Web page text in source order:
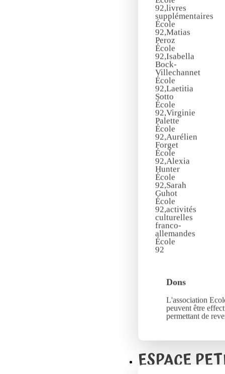
Dons
L'association
peuvent être
permettant de
ESPACE